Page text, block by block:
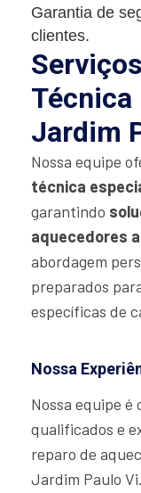
Garantia de
clientes.
Técnica
Jardim
Nossa equipe
técnica
garantindo
aquecedores
abordagem
preparados
específicas de
Nossa
Nossa equipe
qualificados e
reparo de
Jardim Paulo Vi.